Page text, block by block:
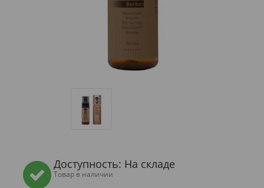
Доступность: На складе
Товар в наличии